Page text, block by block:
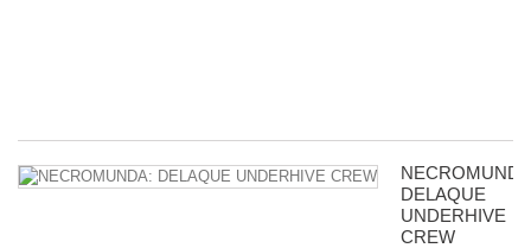
DELAQUE
UNDERHIVE
CREW